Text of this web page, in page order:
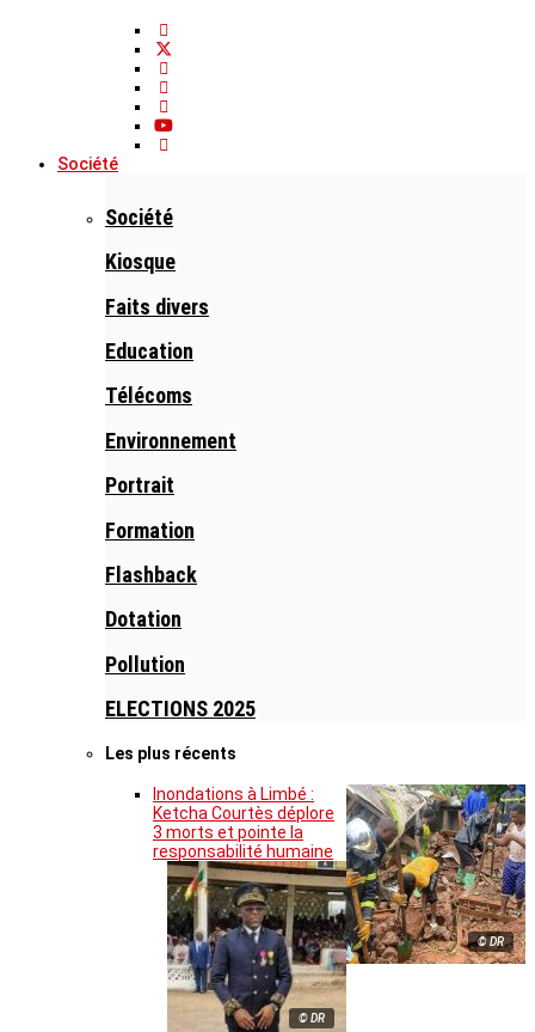
Société
Société
Kiosque
Faits divers
Education
Télécoms
Environnement
Portrait
Formation
Flashback
Dotation
Pollution
ELECTIONS 2025
Les plus récents
© DR
Inondations à Limbé :
Ketcha Courtès déplore
3 morts et pointe la
responsabilité humaine
© DR